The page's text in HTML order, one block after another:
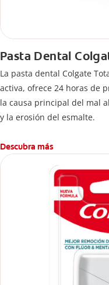
Pasta Dental
La pasta dental Colgate
activa, ofrece 24 horas de
la causa principal del mal
y la erosión del esmalte.
Descubra más